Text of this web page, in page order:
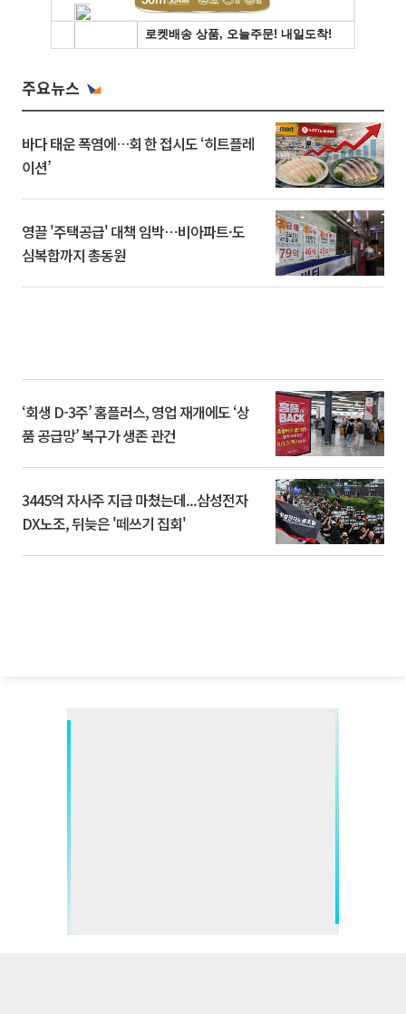
주요뉴스
바다 태운 폭염에…회 한 접시도 ‘히트플레
이션’
영끌 '주택공급' 대책 임박⋯비아파트·도
심복합까지 총동원
‘회생 D-3주’ 홈플러스, 영업 재개에도 ‘상
품 공급망’ 복구가 생존 관건
3445억 자사주 지급 마쳤는데...삼성전자
DX노조, 뒤늦은 '떼쓰기 집회'